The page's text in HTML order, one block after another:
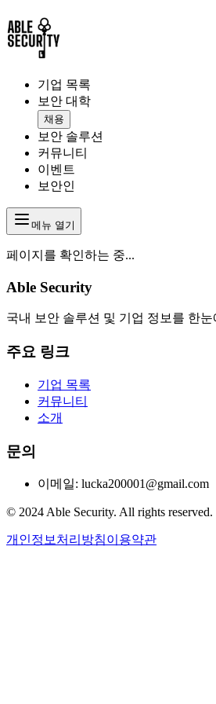
기업 목록
보안 대학
채용
보안 솔루션
커뮤니티
이벤트
보안인
메뉴 열기
페이지를 확인하는 중...
Able Security
국내 보안 솔루션 및 기업 정보를 한
주요 링크
기업 목록
커뮤니티
소개
문의
이메일: lucka200001@gmail.com
© 2024 Able Security. All rights reserved.
개인정보처리방침이용약관